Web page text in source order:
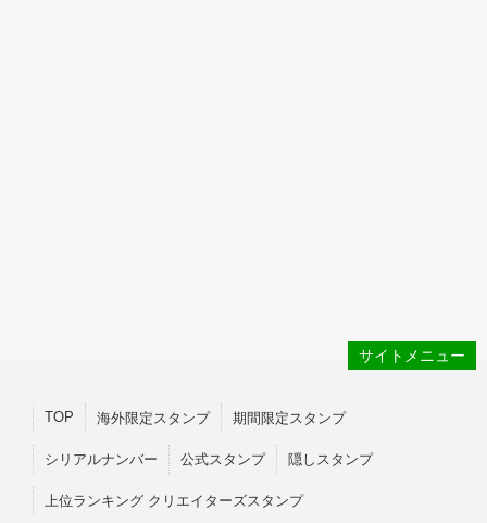
サイトメニュー
TOP 海外限定スタンプ 期間限定スタンプ
シリアルナンバー 公式スタンプ 隠しスタンプ
上位ランキング クリエイターズスタンプ